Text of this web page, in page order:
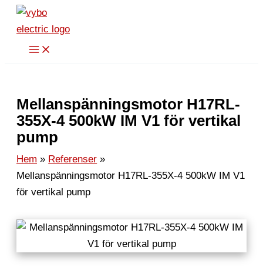
Hoppa
innehåll
Mellanspänningsmotor H17RL-
355X-4 500kW IM V1 för vertikal
pump
Hem
Referenser
Mellanspänningsmotor H17RL-355X-4 500kW IM V1
för vertikal pump